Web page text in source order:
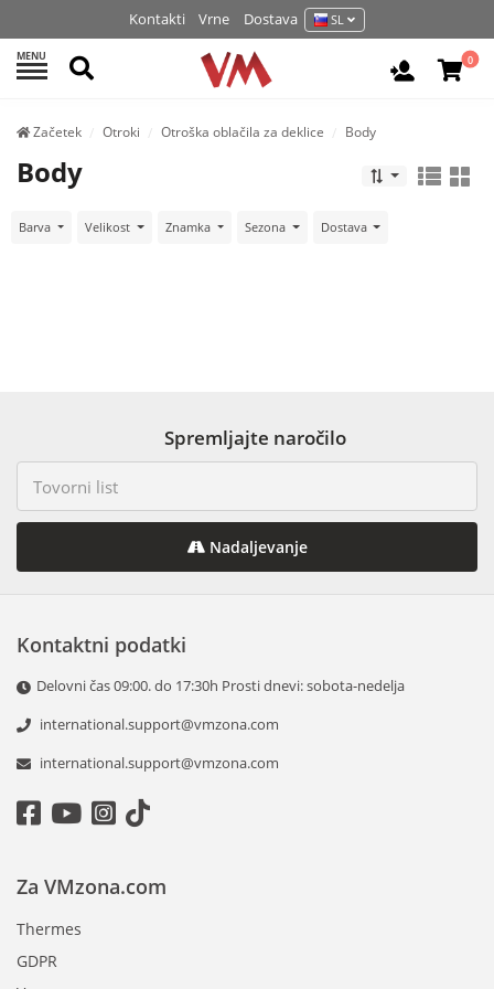
Kontakti Vrne Dostava SL
MENU Išči Prijava /
0
Začetek Otroki Otroška oblačila za deklice Body
Body
Barva Velikost Znamka Sezona Dostava
Spremljajte naročilo
Nadaljevanje
Kontaktni podatki
Delovni čas 09:00. do 17:30h Prosti dnevi: sobota-nedelja
international.support@vmzona.com
international.support@vmzona.com
Za VMzona.com
Thermes
GDPR